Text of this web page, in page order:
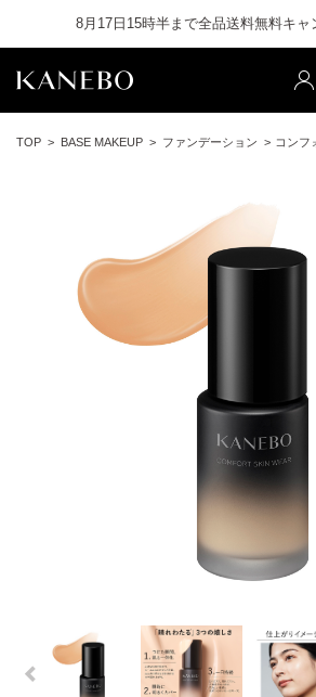
8月17日15時半まで全品送料無料キャ
TOP BASE MAKEUP ファンデーション コン